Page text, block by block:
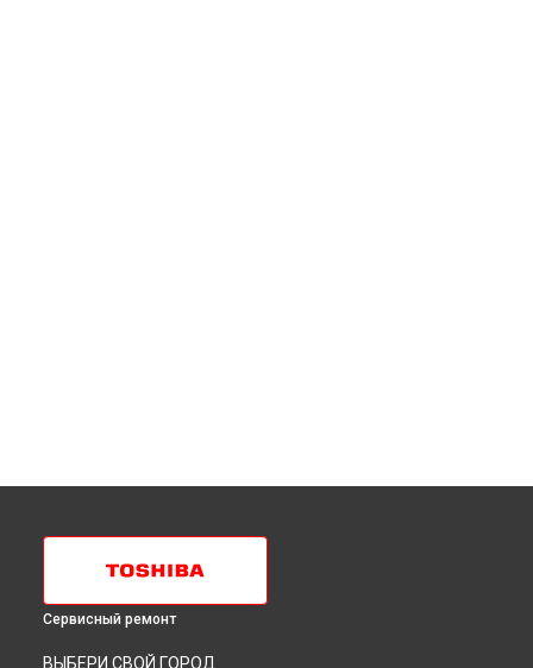
Сервисный ремонт
ВЫБЕРИ СВОЙ ГОРОД